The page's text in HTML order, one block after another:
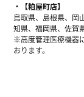
【粕屋町店】
鳥取県、島根県、岡
知県、福岡県、佐賀
※高度管理医療機器
おります。